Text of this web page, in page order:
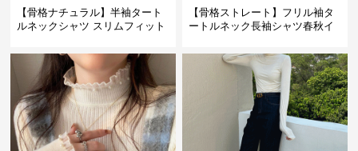
【骨格ナチュラル】半袖タート
ルネックシャツ スリムフィット
【骨格ストレート】フリル袖タ
ートルネック長袖シャツ春秋イ